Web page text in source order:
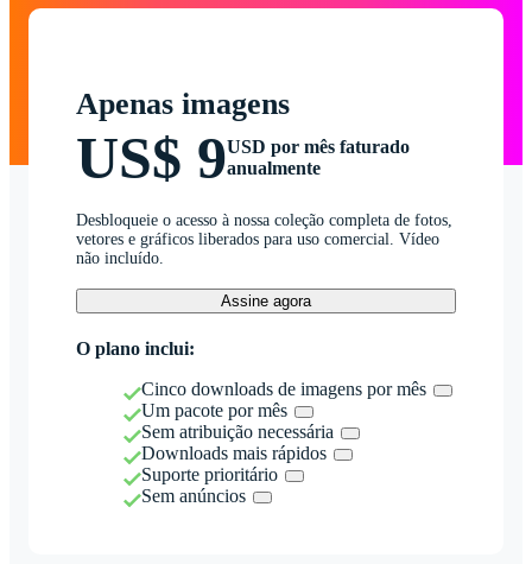
Apenas imagens
US$ 9USD por mês faturado
anualmente
Desbloqueie o acesso à nossa coleção completa de fotos,
vetores e gráficos liberados para uso comercial. Vídeo
não incluído.
Assine agora
O plano inclui:
Cinco downloads de imagens por mês
Um pacote por mês
Sem atribuição necessária
Downloads mais rápidos
Suporte prioritário
Sem anúncios